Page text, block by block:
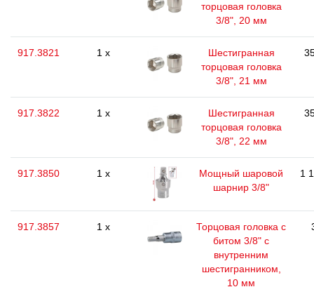
торцовая головка
3/8", 20 мм
917.3821 1 x
Шестигранная
торцовая головка
3/8", 21 мм
917.3822 1 x
Шестигранная
торцовая головка
3/8", 22 мм
917.3850 1 x
Мощный шаровой
шарнир 3/8"
1
917.3857 1 x
Торцовая головка с
битом 3/8" с
внутренним
шестигранником,
10 мм